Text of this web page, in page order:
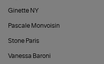
Ginette NY
Pascale Monvoisin
Stone Paris
Vanessa Baroni